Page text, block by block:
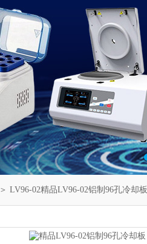
＞ LV96-02精品LV96-02铝制96孔冷却板